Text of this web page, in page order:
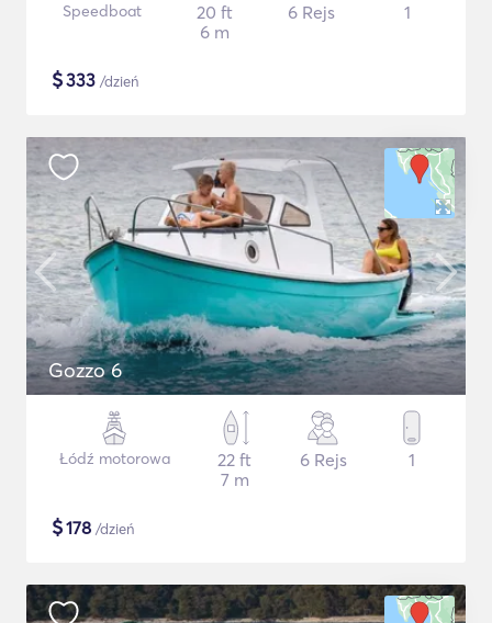
Speedboat
20 ft
6 m
6 Rejs 1
$333 /dzień
Gozzo 6
Łódź motorowa
22 ft
7 m
6 Rejs 1
$178 /dzień